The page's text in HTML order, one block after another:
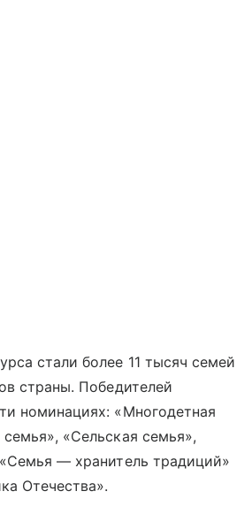
стали более 11 тысяч семей
страны. Победителей
номинациях: «Многодетная
«Сельская семья»,
— хранитель традиций»
Отечества».